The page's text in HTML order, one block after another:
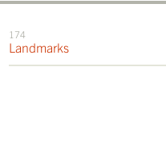
174
Landmarks